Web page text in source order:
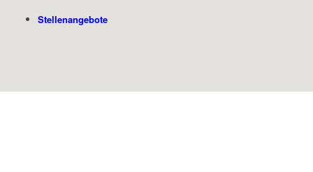
Stellenangebote